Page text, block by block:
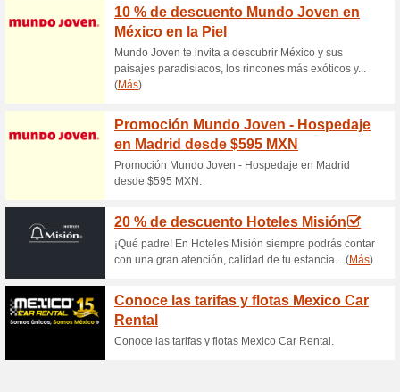
Ahorra con One
58% ha funcionado
Ofertas
Si te vas a trabajar, de viaje,
entra a ver One Hoteles.….
Ofertas especiales
Querétaro